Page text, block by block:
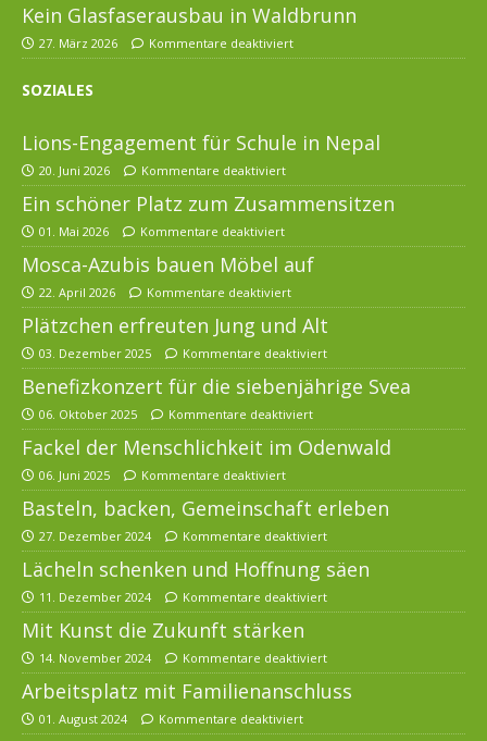
Kein Glasfaserausbau in Waldbrunn
27. März 2026 Kommentare deaktiviert
SOZIALES
Lions-Engagement für Schule in Nepal
20. Juni 2026 Kommentare deaktiviert
Ein schöner Platz zum Zusammensitzen
01. Mai 2026 Kommentare deaktiviert
Mosca-Azubis bauen Möbel auf
22. April 2026 Kommentare deaktiviert
Plätzchen erfreuten Jung und Alt
03. Dezember 2025 Kommentare deaktiviert
Benefizkonzert für die siebenjährige Svea
06. Oktober 2025 Kommentare deaktiviert
Fackel der Menschlichkeit im Odenwald
06. Juni 2025 Kommentare deaktiviert
Basteln, backen, Gemeinschaft erleben
27. Dezember 2024 Kommentare deaktiviert
Lächeln schenken und Hoffnung säen
11. Dezember 2024 Kommentare deaktiviert
Mit Kunst die Zukunft stärken
14. November 2024 Kommentare deaktiviert
Arbeitsplatz mit Familienanschluss
01. August 2024 Kommentare deaktiviert